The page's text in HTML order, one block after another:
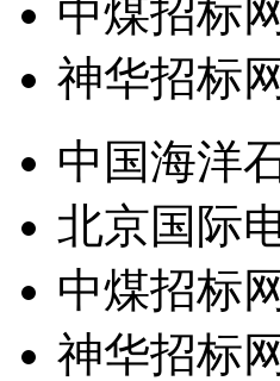
中煤招标网
神华招标网
中国海洋
北京国际
中煤招标网
神华招标网